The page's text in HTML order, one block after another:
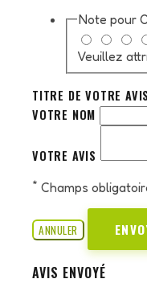
Note pour
Veuillez
TITRE DE VOTRE AVIS
VOTRE NOM
VOTRE AVIS
* Champs
ANNULER
AVIS ENVOYÉ